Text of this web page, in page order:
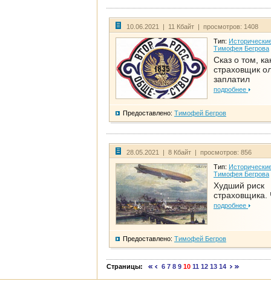
10.06.2021 | 11 Кбайт | просмотров: 1408
Тип:
Тимофея Бегрова
Сказ о том,
страховщик
заплатил
подробнее
Предоставлено: Тимофей Бегров
28.05.2021 | 8 Кбайт | просмотров: 856
Тип:
Тимофея Бегрова
Худший риск
страховщика.
подробнее
Предоставлено: Тимофей Бегров
Страницы: 6 7 8 9 10 11 12 13 14